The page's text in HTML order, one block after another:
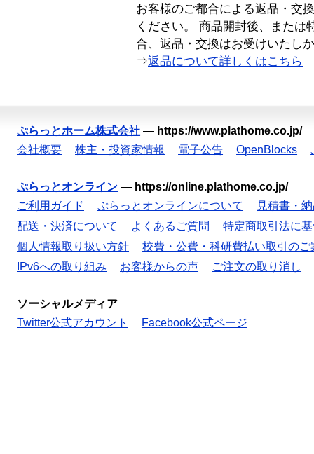
お客様のご都合による返品・交
ください。 商品開封後、または
合、返品・交換はお受けいたし
⇒返品について詳しくはこちら
ぷらっとホーム株式会社 — https://www.plathome.co.jp/
会社概要
株主・投資家情報 電子公告 OpenBlocks
ぷらっとオンライン — https://online.plathome.co.jp/
ご利用ガイド
ぷらっとオンラインについて
見積書・
配送・決済について
よくあるご質問
特定商取引法に
個人情報取り扱い方針
校費・公費・科研費払い取引のご
IPv6への取り組み
お客様からの声 ご注文の取り消し
ソーシャルメディア
Twitter公式アカウント
Facebook公式ページ